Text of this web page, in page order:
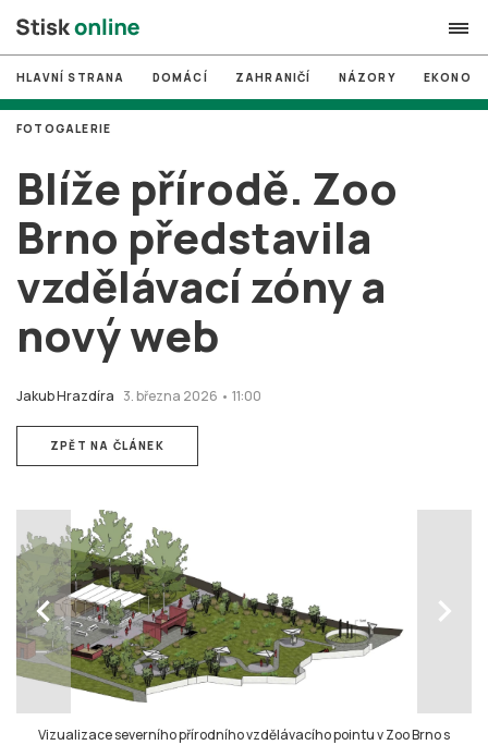
search
# MUNI
# Brno
# volby
login PŘIHLÁSIT SE
Zapomněli jste heslo?
Založit nový účet
HLAVNÍ STRANA DOMÁCÍ ZAHRANIČÍ NÁZORY
Blíže přírodě. Zoo
Brno představila
vzdělávací zóny a
nový web
Jakub Hrazdíra 3. března 2026 • 11:00
FOTOGALERIE
ZPĚT NA ČLÁNEK
chevron_left chevron_right
Vizualizace severního přírodního vzdělávacího pointu v Zoo Brno s